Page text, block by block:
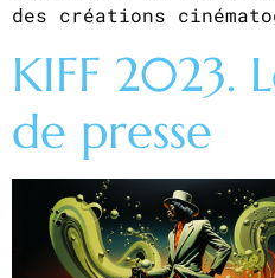
des créations
KIFF 2023.
de presse